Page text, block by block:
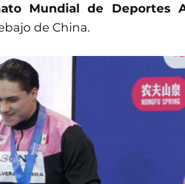
Mundial de Deportes
de China.